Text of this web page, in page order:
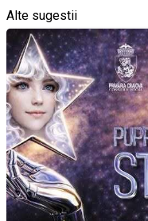
Alte sugestii